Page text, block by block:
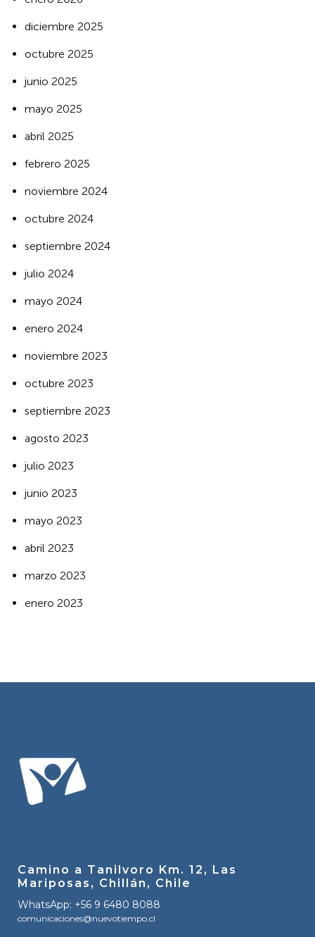
diciembre 2025
octubre 2025
junio 2025
mayo 2025
abril 2025
febrero 2025
noviembre 2024
octubre 2024
septiembre 2024
julio 2024
mayo 2024
enero 2024
noviembre 2023
octubre 2023
septiembre 2023
agosto 2023
julio 2023
junio 2023
mayo 2023
abril 2023
marzo 2023
enero 2023
Camino a Tanilvoro Km. 12, Las
Mariposas, Chillán, Chile
WhatsApp: +56 9 6480 8088
comunicaciones@nuevotiempo.cl